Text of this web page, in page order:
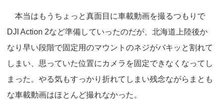
本当はもうちょっと真面目に車載動画を撮るつもりで
DJI Action 2など準備していったのだが、北海道上陸後か
なり早い段階で固定用のマウントのネジがバキッと割れて
しまい、思っていた位置にカメラを固定できなくなってし
まった。やる気もすっかり折れてしまい残念ながらまとも
な車載動画はほとんど撮れなかった。